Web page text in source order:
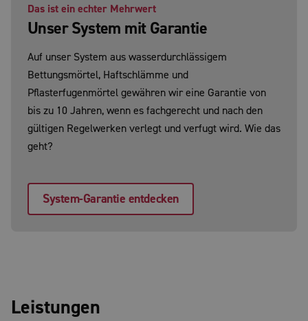
Das ist ein echter Mehrwert
Unser System mit Garantie
Auf unser System aus wasserdurchlässigem
Bettungsmörtel, Haftschlämme und
Pflasterfugenmörtel gewähren wir eine Garantie von
bis zu 10 Jahren, wenn es fachgerecht und nach den
gültigen Regelwerken verlegt und verfugt wird. Wie das
geht?
System-Garantie entdecken
Leistungen